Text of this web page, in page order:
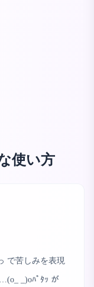
使い方
で苦しみを表現
_)oﾊﾟﾀｯ が